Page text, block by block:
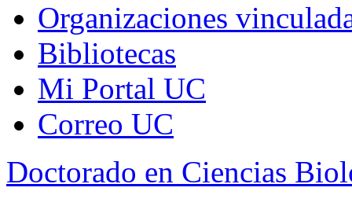
Organizaciones
Bibliotecas
Mi Portal UC
Correo UC
Doctorado en Ciencias